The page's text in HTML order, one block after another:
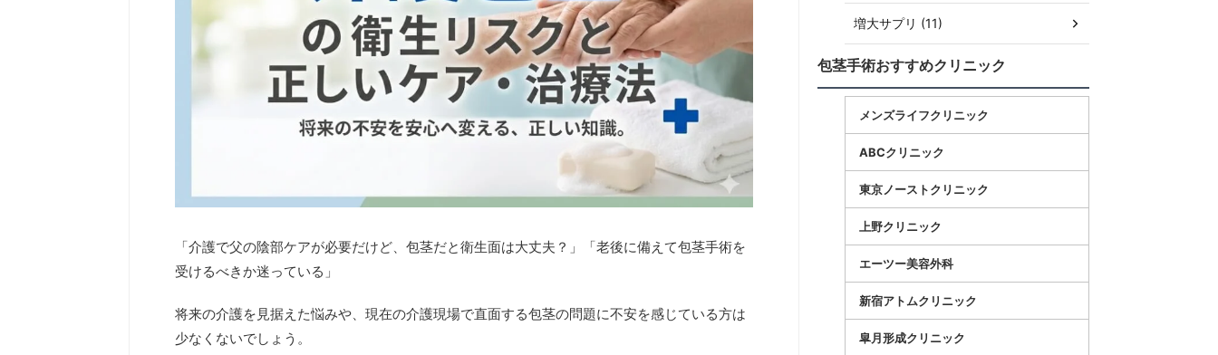
「介護で父の陰部ケアが必要だけど、包茎だと衛生面は大丈夫？」「老後に備えて包茎手術を
受けるべきか迷っている」
将来の介護を見据えた悩みや、現在の介護現場で直面する包茎の問題に不安を感じている方は
少なくないでしょう。
増大サプリ (11)
包茎手術おすすめクリニック
メンズライフクリニック
ABCクリニック
東京ノーストクリニック
上野クリニック
エーツー美容外科
新宿アトムクリニック
皐月形成クリニック